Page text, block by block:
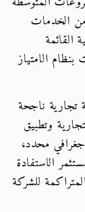
من الخدمات
القائمة
الامتياز
ناجحة
وتطبيق
محدد،
الاستفادة
للشركة